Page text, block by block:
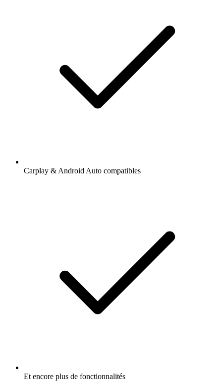
Carplay & Android Auto compatibles
Et encore plus de fonctionnalités